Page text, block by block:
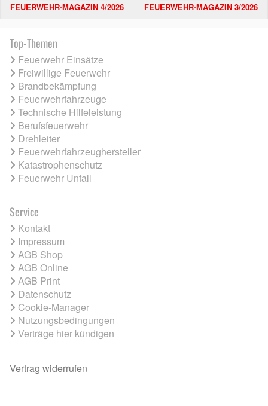
FEUERWEHR-MAGAZIN 4/2026 FEUERWEHR-MAGAZIN 3/2026
Top-Themen
Feuerwehr Einsätze
Freiwillige Feuerwehr
Brandbekämpfung
Feuerwehrfahrzeuge
Technische Hilfeleistung
Berufsfeuerwehr
Drehleiter
Feuerwehrfahrzeughersteller
Katastrophenschutz
Feuerwehr Unfall
Service
Kontakt
Impressum
AGB Shop
AGB Online
AGB Print
Datenschutz
Cookie-Manager
Nutzungsbedingungen
Verträge hier kündigen
Vertrag widerrufen